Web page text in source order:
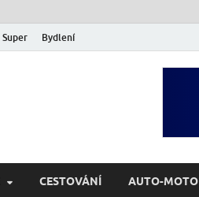
Super Bydlení
CESTOVÁNÍ AUTO-MOTO